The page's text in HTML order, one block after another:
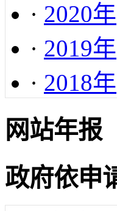
· 2020年
· 2019年
· 2018年
网站年报
政府依申